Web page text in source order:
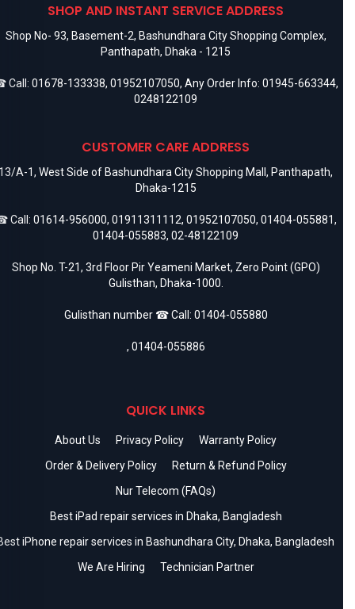
SHOP AND INSTANT SERVICE ADDRESS
Shop No- 93, Basement-2, Bashundhara City Shopping Complex,
Panthapath, Dhaka - 1215
Call: 01678-133338, 01952107050, Any Order Info: 01945-663344,
0248122109
CUSTOMER CARE ADDRESS
A-1, West Side of Bashundhara City Shopping Mall, Panthapath,
Dhaka-1215
Call: 01614-956000, 01911311112, 01952107050, 01404-055881,
01404-055883, 02-48122109
Shop No. T-21, 3rd Floor Pir Yeameni Market, Zero Point (GPO)
Gulisthan, Dhaka-1000.
Gulisthan number ☎ Call: 01404-055880
, 01404-055886
QUICK LINKS
About Us Privacy Policy
Warranty Policy
Order & Delivery Policy
Return & Refund Policy
Nur Telecom (FAQs)
Best iPad repair services in Dhaka, Bangladesh
iPhone repair services in Bashundhara City, Dhaka, Bangladesh
We Are Hiring
Technician Partner